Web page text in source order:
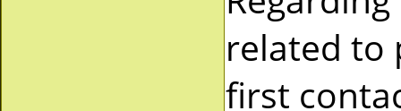
related to
first